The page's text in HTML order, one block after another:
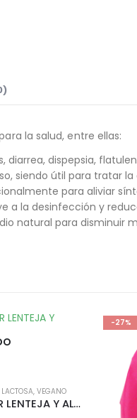
la salud, entre ellas:
diarrea, dispepsia,
siendo útil para tratar
para aliviar
a la desinfección y
natural para disminuir
, VEGANO
I LOVE HUMMUS SABOR LENTEJA Y ALMENDRA 220 GR
-27%